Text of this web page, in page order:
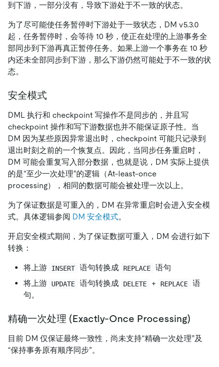
到下游，一部分没有，导致下游处于不一致的状态。
为了尽可能使任务暂停时下游处于一致状态，DM v5.3.0
起，任务暂停时，会等待 10 秒，使正在处理的上游事务全
部同步到下游再真正暂停任务。如果上游一个事务在 10 秒
内还未全部同步到下游，那么下游仍然可能处于不一致的状
态。
安全模式
DML 执行和 checkpoint 写操作不是同步的，并且写
checkpoint 操作和写下游数据也并不能保证原子性。当
DM 因为某些原因异常退出时，checkpoint 可能只记录到
退出时刻之前的一个恢复点。因此，当同步任务重启时，
DM 可能会重复写入部分数据，也就是说，DM 实际上提供
的是“至少一次处理”的逻辑（At-least-once
processing），相同的数据可能会被处理一次以上。
为了保证数据是可重入的，DM 在异常重启时会进入安全模
式。具体逻辑参阅 DM 安全模式。
开启安全模式期间，为了保证数据可重入，DM 会进行如下
转换：
将上游 INSERT 语句转换成 REPLACE
语句
将上游
UPDATE 语句转换成 DELETE + REPLACE
语
句。
精确一次处理 (Exactly-Once Processing)
目前 DM 仅保证最终一致性，尚未支持“精确一次处理”及
“保持事务原有顺序同步”。